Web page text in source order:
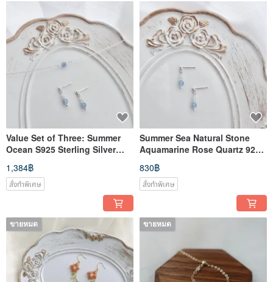
Value Set of Three: Summer
Ocean S925 Sterling Silver
Aquamarine Rose Quartz
Clavicle Necklace Earrings
1,384฿
สั่งทำพิเศษ
Summer Sea Natural Stone
Aquamarine Rose Quartz 925
Silver Earrings Studs Oceanic
Jewelry
830฿
สั่งทำพิเศษ
ขายหมด ขายหมด